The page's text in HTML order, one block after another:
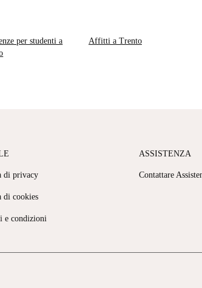
per studenti a
Affitti a Trento
di privacy
di cookies
e condizioni
ASSISTENZA
Contattare